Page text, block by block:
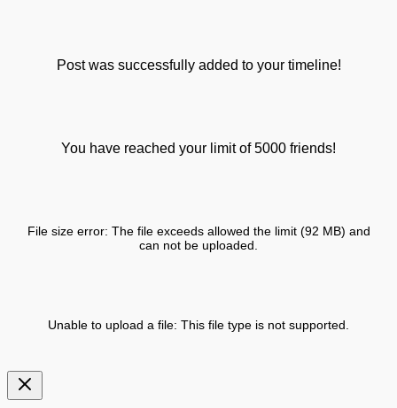
Post was successfully added to your timeline!
You have reached your limit of 5000 friends!
File size error: The file exceeds allowed the limit (92 MB) and
can not be uploaded.
Unable to upload a file: This file type is not supported.